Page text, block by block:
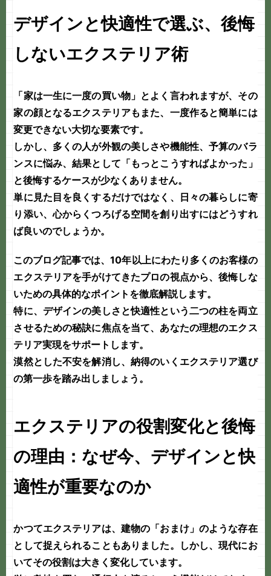
デザインと快適性で選ぶ、後悔
しないエクステリア術
「家は一生に一度の買い物」とよく言われますが、その
家の顔となるエクステリアもまた、一度作ると簡単には
変更できない大切な要素です。
しかし、多くの人が外観の美しさや機能性、予算のバラ
ンスに悩み、結果として「もっとこうすればよかった」
と後悔するケースが少なくありません。
単に見た目を良くするだけではなく、日々の暮らしに寄
り添い、心からくつろげる空間を創り出すにはどうすれ
ば良いのでしょうか。
このブログ記事では、10年以上にわたり多くのお客様の
エクステリアを手がけてきたプロの視点から、後悔しな
いための具体的なポイントを徹底解説します。
特に、 デザインの美しさと快適性という二つの柱を両立
させるための秘訣に焦点を当て、あなたの理想のエクス
テリア実現をサポートします。
漠然とした不安を解消し、納得のいくエクステリア選び
の第一歩を踏み出しましょう。
エクステリアの役割変化と後悔
の理由：なぜ今、デザインと快
適性が重要なのか
かつてエクステリアは、建物の「おまけ」のような存在
として捉えられることもありました。しかし、現代にお
いてその役割は大きく変化しています。